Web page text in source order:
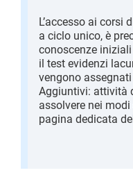
L’accesso ai corsi
a ciclo unico, è
conoscenze
il test evidenzi
vengono
Aggiuntivi: attività
assolvere nei
pagina dedicata